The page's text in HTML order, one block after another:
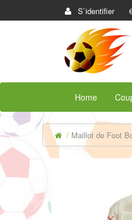
S`identifier
Home
Maillot de Foot